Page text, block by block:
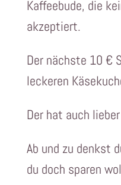
Kaffeebude, die
akzeptiert.
Der nächste 10 €
leckeren
Der hat auch
Ab und zu denkst
du doch sparen